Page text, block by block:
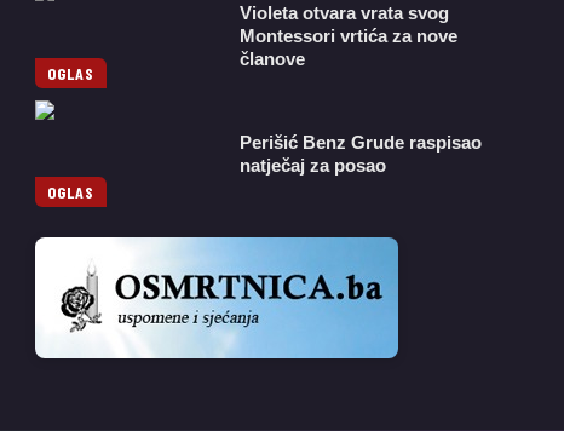
OGLAS
Violeta otvara vrata svog
Montessori vrtića za nove
članove
OGLAS
Perišić Benz Grude raspisao
natječaj za posao